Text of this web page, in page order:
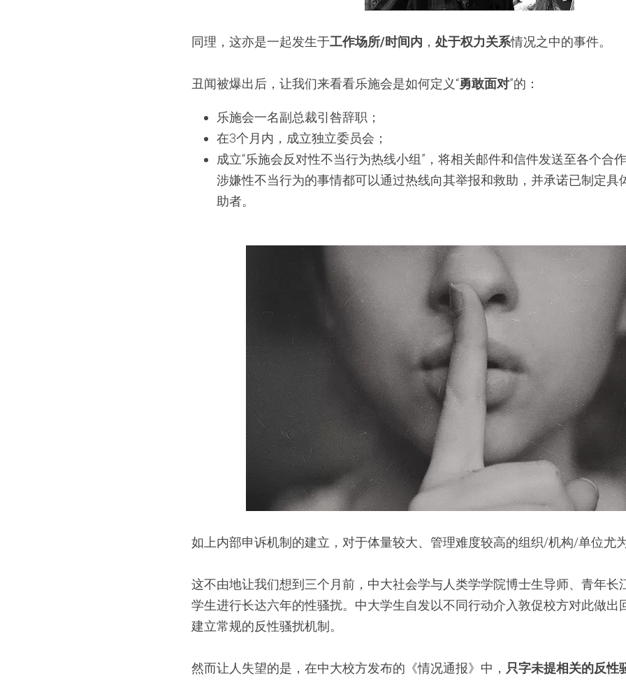
同理，这亦是一起发生于工作场所/时间内 ， 处于权力关系情况之中的事件。
丑闻被爆出后，让我们来看看乐施会是如何定义“勇敢面对”的：
乐施会一名副总裁引咎辞职；
在3个月内，成立独立委员会；
成立“乐施会反对性不当行为热线小组”，将相关邮件和信件发送至各个合
涉嫌性不当行为的事情都可以通过热线向其举报和救助，并承诺已制定具
助者。
如上内部申诉机制的建立，对于体量较大、管理难度较高的组织/机构/单位尤
这不由地让我们想到三个月前，中大社会学与人类学学院博士生导师、青年长
学生进行长达六年的性骚扰。中大学生自发以不同行动介入敦促校方对此做出
建立常规的反性骚扰机制。
然而让人失望的是，在中大校方发布的《情况通报》中， 只字未提相关的反性